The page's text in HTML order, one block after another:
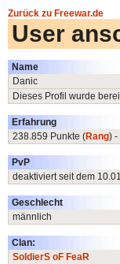
Zurück zu Freewar.de
User
Name
Danic
Dieses Profil wurde
Erfahrung
238.859 Punkte (Rang) -
PvP
deaktiviert seit dem
Geschlecht
männlich
Clan:
SoldierS oF FeaR